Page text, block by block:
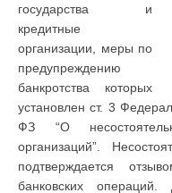
государства и
кредитные
организации, меры по
предупреждению
банкротства которых
установлен ст. 3
ФЗ “О
организаций”.
подтверждается
банковских